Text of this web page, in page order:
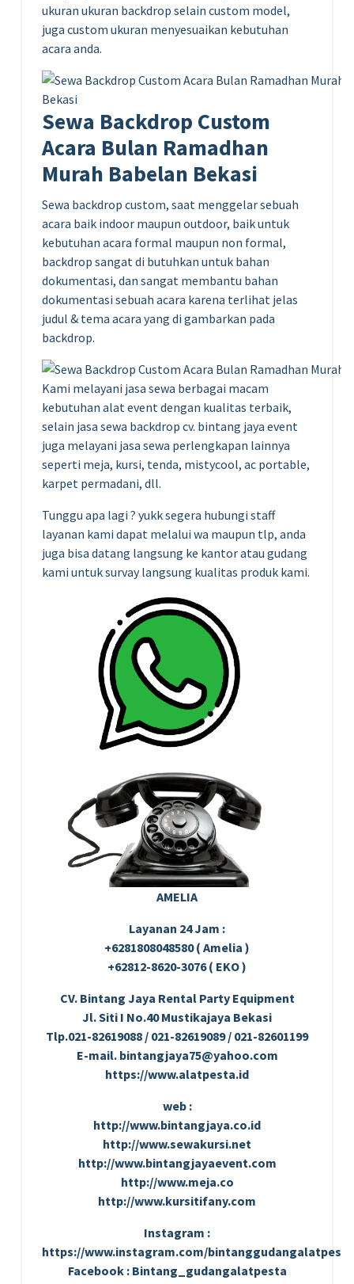
ukuran ukuran backdrop selain custom model,
juga custom ukuran menyesuaikan kebutuhan
acara anda.
Sewa Backdrop Custom
Acara Bulan Ramadhan
Murah Babelan Bekasi
Sewa backdrop custom, saat menggelar sebuah
acara baik indoor maupun outdoor, baik untuk
kebutuhan acara formal maupun non formal,
backdrop sangat di butuhkan untuk bahan
dokumentasi, dan sangat membantu bahan
dokumentasi sebuah acara karena terlihat jelas
judul & tema acara yang di gambarkan pada
backdrop.
Kami melayani jasa sewa berbagai macam
kebutuhan alat event dengan kualitas terbaik,
selain jasa sewa backdrop cv. bintang jaya event
juga melayani jasa sewa perlengkapan lainnya
seperti meja, kursi, tenda, mistycool, ac portable,
karpet permadani, dll.
Tunggu apa lagi ? yukk segera hubungi staff
layanan kami dapat melalui wa maupun tlp, anda
juga bisa datang langsung ke kantor atau gudang
kami untuk survay langsung kualitas produk kami.
AMELIA
Layanan 24 Jam :
+6281808048580 ( Amelia )
+62812-8620-3076 ( EKO )
CV. Bintang Jaya Rental Party Equipment
Jl. Siti I No.40 Mustikajaya Bekasi
Tlp.021-82619088 / 021-82619089 / 021-82601199
E-mail. bintangjaya75@yahoo.com
https://www.alatpesta.id
web :
http://www.bintangjaya.co.id
http://www.sewakursi.net
http://www.bintangjayaevent.com
http://www.meja.co
http://www.kursitifany.com
Instagram :
https://www.instagram.com/
Facebook : Bintang_gudangalatpesta